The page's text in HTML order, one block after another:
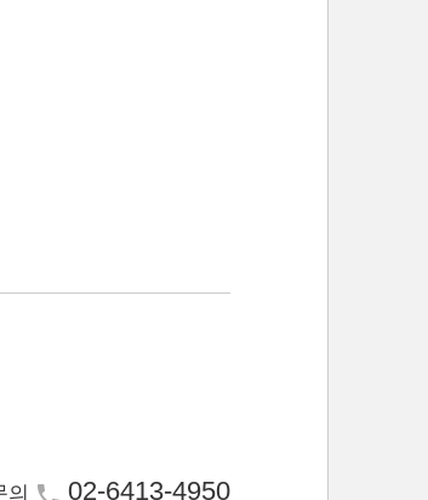
의 02-6413-4950